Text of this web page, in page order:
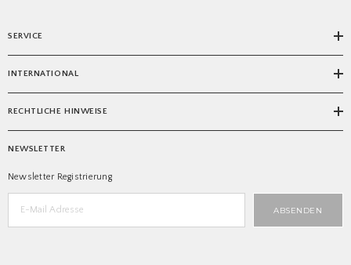
SERVICE
INTERNATIONAL
RECHTLICHE HINWEISE
NEWSLETTER
Newsletter Registrierung
ABSENDEN